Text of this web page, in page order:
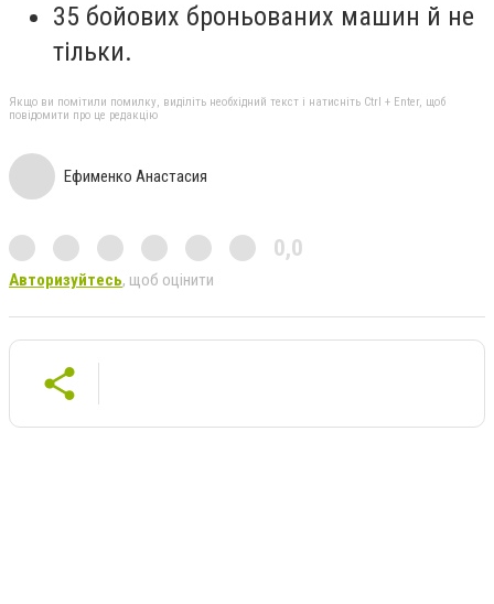
35 бойових броньованих машин й не
тільки.
Якщо ви помітили помилку, виділіть необхідний текст і натисніть Ctrl + Enter, щоб
повідомити про це редакцію
Ефименко Анастасия
0,0
Авторизуйтесь, щоб оцінити